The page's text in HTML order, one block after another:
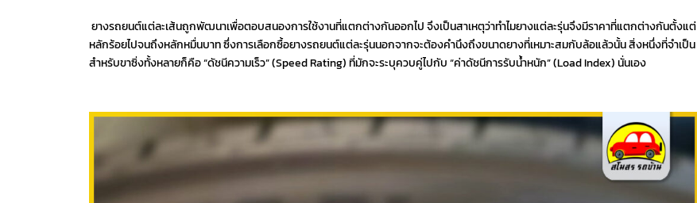
ยางรถยนต์แต่ละเส้นถูกพัฒนาเพื่อตอบสนองการใช้งานที่แตกต่างกันออกไป จึงเป็นสาเหตุว่าทำไมยางแต่ละรุ่นจึงมีราคาที่แตกต่างกันตั้งแต่
หลักร้อยไปจนถึงหลักหมื่นบาท ซึ่งการเลือกซื้อยางรถยนต์แต่ละรุ่นนอกจากจะต้องคำนึงถึงขนาดยางที่เหมาะสมกับล้อแล้วนั้น สิ่งหนึ่งที่จำเป็น
สำหรับขาซิ่งทั้งหลายก็คือ “ดัชนีความเร็ว” (Speed Rating) ที่มักจะระบุควบคู่ไปกับ “ค่าดัชนีการรับน้ำหนัก” (Load Index) นั่นเอง